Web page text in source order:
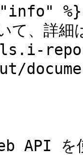
%}
て、詳
API を